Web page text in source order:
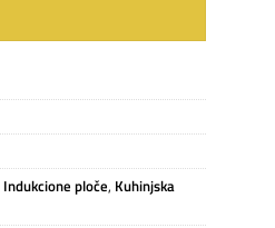
Indukcione ploče, Kuhinjska